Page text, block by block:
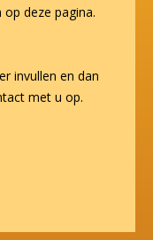
deze pagina.
invullen en dan
met u op.